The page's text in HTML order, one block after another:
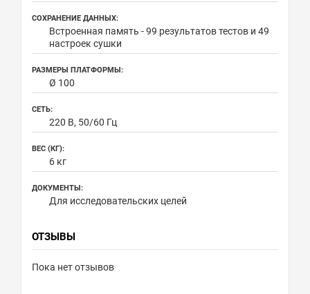
СОХРАНЕНИЕ ДАННЫХ:
Встроенная память - 99 результатов тестов и 49
настроек сушки
РАЗМЕРЫ ПЛАТФОРМЫ:
Ø 100
СЕТЬ:
220 В, 50/60 Гц
ВЕС (КГ):
6 кг
ДОКУМЕНТЫ:
Для исследовательских целей
ОТЗЫВЫ
Пока нет отзывов